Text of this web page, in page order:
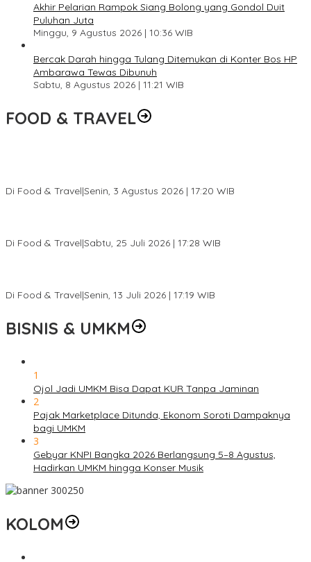
Akhir Pelarian Rampok Siang Bolong yang Gondol Duit
Puluhan Juta
Minggu, 9 Agustus 2026 | 10:36 WIB
Bercak Darah hingga Tulang Ditemukan di Konter Bos HP
Ambarawa Tewas Dibunuh
Sabtu, 8 Agustus 2026 | 11:21 WIB
FOOD & TRAVEL
Di Food & Travel|Senin, 3 Agustus 2026 | 17:20 WIB
Di Food & Travel|Sabtu, 25 Juli 2026 | 17:28 WIB
Di Food & Travel|Senin, 13 Juli 2026 | 17:19 WIB
BISNIS & UMKM
1
Ojol Jadi UMKM Bisa Dapat KUR Tanpa Jaminan
2
Pajak Marketplace Ditunda, Ekonom Soroti Dampaknya
bagi UMKM
3
Gebyar KNPI Bangka 2026 Berlangsung 5–8 Agustus,
Hadirkan UMKM hingga Konser Musik
KOLOM